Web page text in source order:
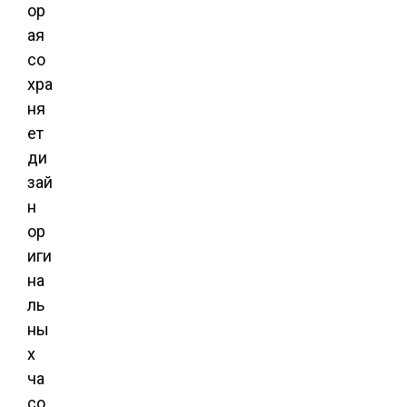
ор
ая
со
хра
ня
ет
ди
зай
н
ор
иги
на
ль
ны
х
ча
со